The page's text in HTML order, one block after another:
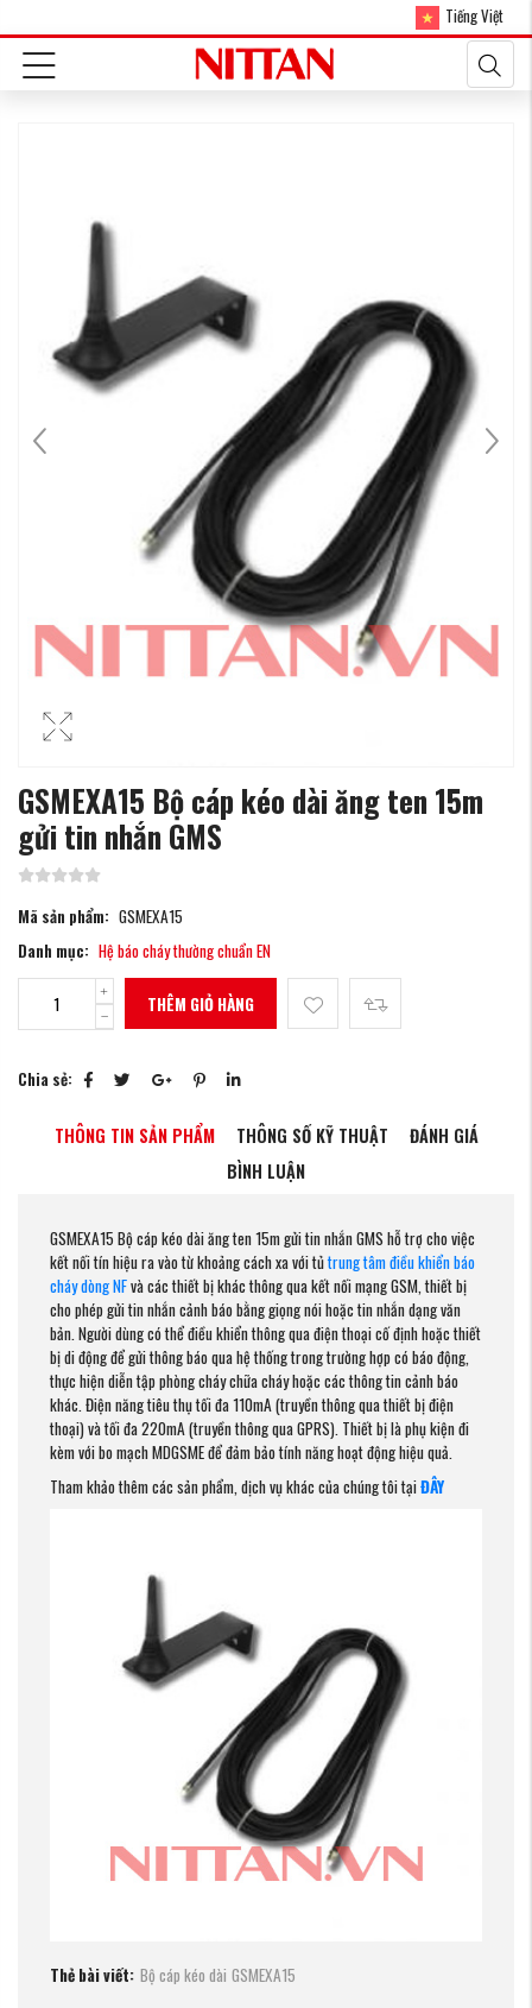
Tiếng Việt
GSMEXA15 Bộ cáp kéo dài ăng ten 15m
gửi tin nhắn GMS
Mã sản phẩm: GSMEXA15
Danh mục: Hệ báo cháy thường chuẩn EN
THÊM GIỎ HÀNG
Chia sẻ:
THÔNG TIN SẢN PHẨM THÔNG SỐ KỸ THUẬT
ĐÁNH GIÁ
BÌNH LUẬN
GSMEXA15 Bộ cáp kéo dài ăng ten 15m gửi tin nhắn GMS hỗ trợ cho việc
kết nối tín hiệu ra vào từ khoảng cách xa với tủtrung tâm điều khiển báo
cháy dòng NFvà các thiết bị khác thông qua kết nối mạng GSM, thiết bị
cho phép gửi tin nhắn cảnh báo bằng giọng nói hoặc tin nhắn dạng văn
bản. Người dùng có thể điều khiển thông qua điện thoại cố định hoặc thiết
bị di động để gửi thông báo qua hệ thống trong trường hợp có báo động,
thực hiện diễn tập phòng cháy chữa cháy hoặc các thông tin cảnh báo
khác. Điện năng tiêu thụ tối đa 110mA (truyền thông qua thiết bị điện
thoại) và tối đa 220mA (truyền thông qua GPRS). Thiết bị là phụ kiện đi
kèm với bo mạch MDGSMEđể đảm bảo tính năng hoạt động hiệu quả.
Tham khảo thêm các sản phẩm, dịch vụ khác của chúng tôi tạiĐÂY
Thẻ bài viết: Bộ cáp kéo dài GSMEXA15